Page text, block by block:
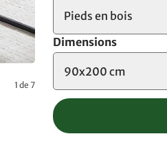
1 de 7
Pieds en bois
Dimensions
90x200 cm